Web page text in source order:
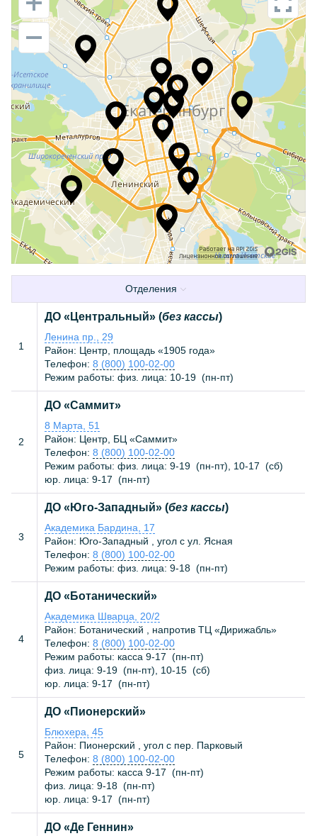
Отделения
1
ДО «Центральный» (без кассы)
Ленина пр., 29
Район: Центр, площадь «1905 года»
Телефон: 8 (800) 100-02-00
Режим работы: физ. лица: 10-19(пн-пт)
2
ДО «Саммит»
8 Марта, 51
Район: Центр, БЦ «Саммит»
Телефон: 8 (800) 100-02-00
Режим работы: физ. лица: 9-19(пн-пт), 10-17 (сб)
юр. лица: 9-17 (пн-пт)
3
ДО «Юго-Западный» (без кассы)
Академика Бардина, 17
Район: Юго-Западный , угол с ул. Ясная
Телефон: 8 (800) 100-02-00
Режим работы: физ. лица: 9-18(пн-пт)
4
ДО «Ботанический»
Академика Шварца, 20/2
Район: Ботанический , напротив ТЦ «Дирижабль»
Телефон: 8 (800) 100-02-00
Режим работы: касса 9-17 (пн-пт)
физ. лица: 9-19(пн-пт), 10-15(сб)
юр. лица: 9-17 (пн-пт)
5
ДО «Пионерский»
Блюхера, 45
Район: Пионерский , угол с пер. Парковый
Телефон: 8 (800) 100-02-00
Режим работы: касса 9-17 (пн-пт)
физ. лица: 9-18(пн-пт)
юр. лица: 9-17 (пн-пт)
ДО «Де Геннин»